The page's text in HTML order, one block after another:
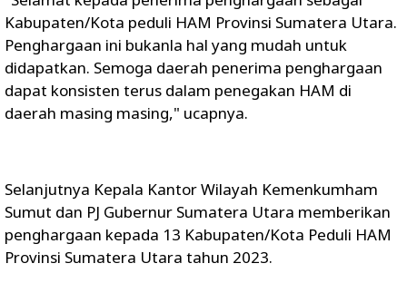
Kabupaten/Kota peduli HAM Provinsi Sumatera Utara.
Penghargaan ini bukanla hal yang mudah untuk
didapatkan. Semoga daerah penerima penghargaan
dapat konsisten terus dalam penegakan HAM di
daerah masing masing," ucapnya.
Selanjutnya Kepala Kantor Wilayah Kemenkumham
Sumut dan PJ Gubernur Sumatera Utara memberikan
penghargaan kepada 13 Kabupaten/Kota Peduli HAM
Provinsi Sumatera Utara tahun 2023.